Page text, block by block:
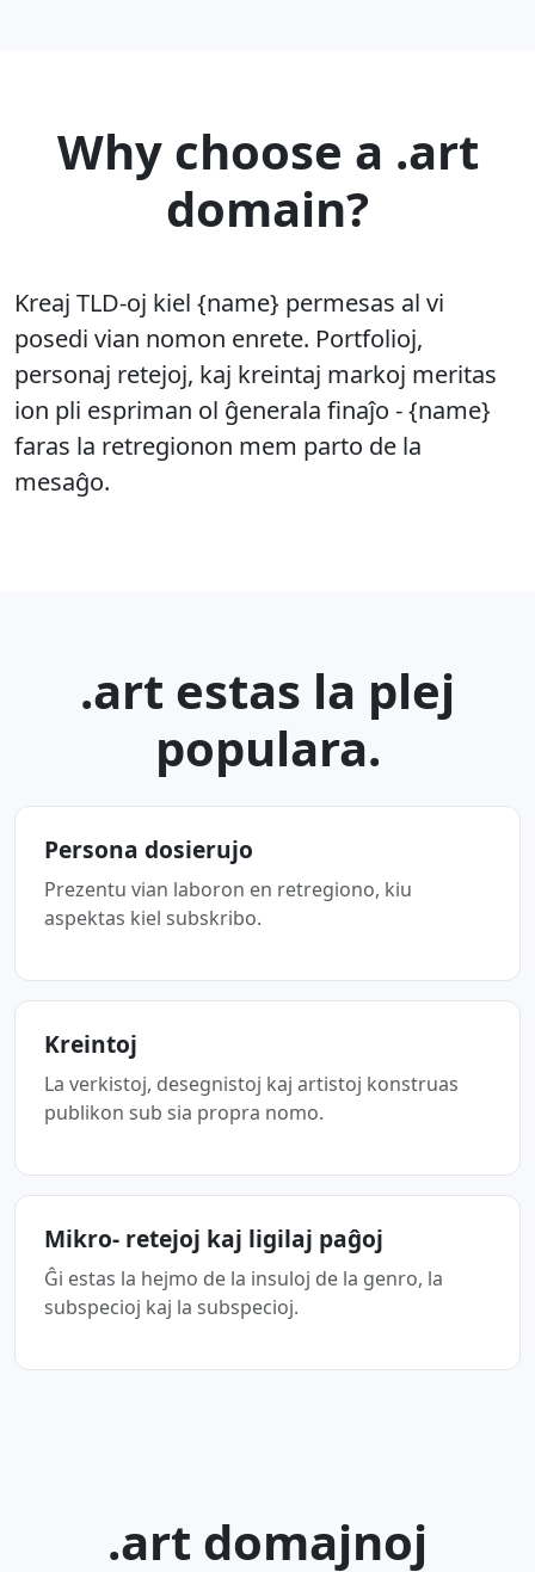
Why choose a .art
domain?
Kreaj TLD-oj kiel {name} permesas al vi
posedi vian nomon enrete. Portfolioj,
personaj retejoj, kaj kreintaj markoj meritas
ion pli espriman ol ĝenerala finaĵo - {name}
faras la retregionon mem parto de la
mesaĝo.
.art estas la plej
populara.
Persona dosierujo
Prezentu vian laboron en retregiono, kiu
aspektas kiel subskribo.
Kreintoj
La verkistoj, desegnistoj kaj artistoj konstruas
publikon sub sia propra nomo.
Mikro- retejoj kaj ligilaj paĝoj
Ĝi estas la hejmo de la insuloj de la genro, la
subspecioj kaj la subspecioj.
.art domajnoj